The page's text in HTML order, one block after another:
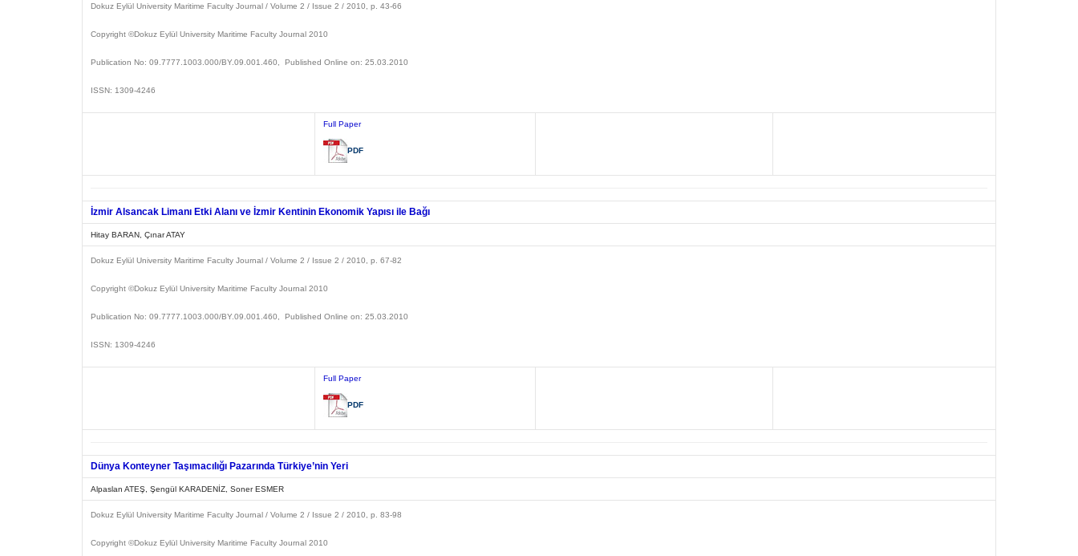
Dokuz Eylül University Maritime Faculty Journal / Volume 2 / Issue 2 / 2010, p. 43-66
Copyright ©Dokuz Eylül University Maritime Faculty Journal 2010
Publication No: 09.7777.1003.000/BY.09.001.460, Published Online on: 25.03.2010
ISSN: 1309-4246
Full Paper
PDF
İzmir Alsancak Limanı Etki Alanı ve İzmir Kentinin Ekonomik Yapısı ile Bağı
Hitay BARAN, Çınar ATAY
Dokuz Eylül University Maritime Faculty Journal / Volume 2 / Issue 2 / 2010, p. 67-82
Copyright ©Dokuz Eylül University Maritime Faculty Journal 2010
Publication No: 09.7777.1003.000/BY.09.001.460, Published Online on: 25.03.2010
ISSN: 1309-4246
Full Paper
PDF
Dünya Konteyner Taşımacılığı Pazarında Türkiye’nin Yeri
Alpaslan ATEŞ, Şengül KARADENİZ, Soner ESMER
Dokuz Eylül University Maritime Faculty Journal / Volume 2 / Issue 2 / 2010, p. 83-98
Copyright ©Dokuz Eylül University Maritime Faculty Journal 2010